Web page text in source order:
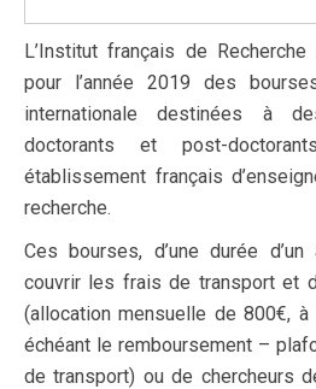
L’Institut français de
pour l’année 2019 des
internationale destinées à
doctorants et post-
établissement français
recherche.
Ces bourses, d’une durée
couvrir les frais de transport et
(allocation mensuelle de 800€, à
échéant le remboursement –
de transport) ou de chercheurs